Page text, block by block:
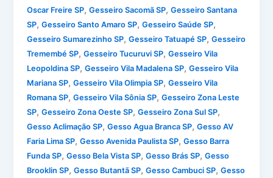
Oscar Freire SP,Gesseiro Sacomã SP,Gesseiro Santana
SP,Gesseiro Santo Amaro SP,Gesseiro Saúde SP,
Gesseiro Sumarezinho SP,Gesseiro Tatuapé SP,Gesseiro
Tremembé SP,Gesseiro Tucuruvi SP,Gesseiro Vila
Leopoldina SP,Gesseiro Vila Madalena SP,Gesseiro Vila
Mariana SP,Gesseiro Vila Olimpia SP,Gesseiro Vila
Romana SP,Gesseiro Vila Sônia SP,Gesseiro Zona Leste
SP,Gesseiro Zona Oeste SP,Gesseiro Zona Sul SP,
Gesso Aclimação SP,Gesso Agua Branca SP,Gesso AV
Faria Lima SP,Gesso Avenida Paulista SP,Gesso Barra
Funda SP,Gesso Bela Vista SP,Gesso Brás SP,Gesso
Brooklin SP,Gesso Butantã SP,Gesso Cambuci SP,Gesso